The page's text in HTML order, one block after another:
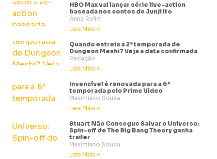
HBO Max vai lançar série live-action
baseada nos contos de Junji Ito
Anna Rolim
Leia Mais »
Quando estreia a 2ª temporada de
Dungeon Meshi? Veja a data confirmada
Redação
Leia Mais »
Invencível é renovada para a 6ª
temporada pelo Prime Video
Maximiano Sousa
Leia Mais »
Stuart Não Consegue Salvar o Universo:
Spin-off de The Big Bang Theory ganha
trailer
Maximiano Sousa
Leia Mais »